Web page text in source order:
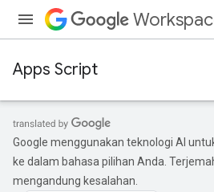
Apps Script
Google menggunakan teknologi AI
ke dalam bahasa pilihan Anda.
mengandung kesalahan.